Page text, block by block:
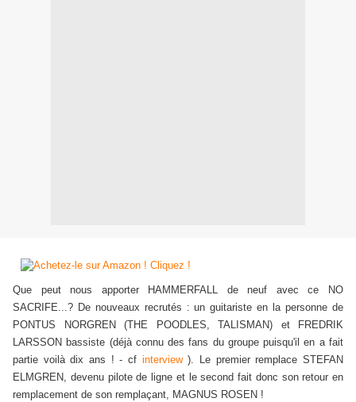
Que peut nous apporter HAMMERFALL de neuf avec ce NO
SACRIFE...? De nouveaux recrutés : un guitariste en la personne de
PONTUS NORGREN (THE POODLES, TALISMAN) et FREDRIK
LARSSON bassiste (déjà connu des fans du groupe puisqu'il en a fait
partie voilà dix ans ! - cf interview). Le premier remplace STEFAN
ELMGREN, devenu pilote de ligne et le second fait donc son retour en
remplacement de son remplaçant, MAGNUS ROSEN !